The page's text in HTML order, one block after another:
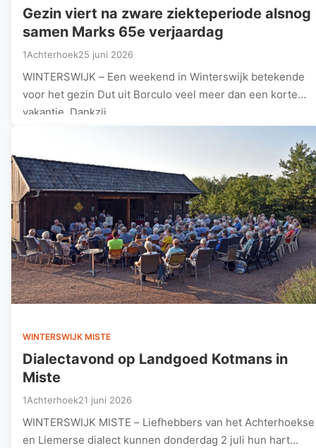
Gezin viert na zware ziekteperiode alsnog
samen Marks 65e verjaardag
1Achterhoek25 juni 2026
WINTERSWIJK – Een weekend in Winterswijk betekende
voor het gezin Dut uit Borculo veel meer dan een korte
vakantie. Dankzij…
WINTERSWIJK MISTE
Dialectavond op Landgoed Kotmans in
Miste
1Achterhoek21 juni 2026
WINTERSWIJK MISTE – Liefhebbers van het Achterhoekse
en Liemerse dialect kunnen donderdag 2 juli hun hart